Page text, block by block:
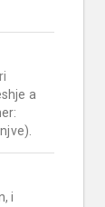
i